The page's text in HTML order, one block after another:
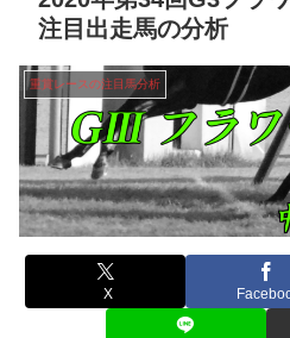
注目出走馬の分析
重賞レースの注目馬分析
X